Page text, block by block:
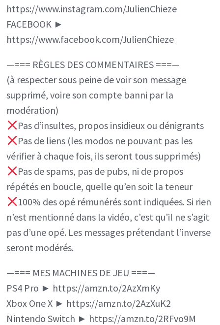
https://www.instagram.com/JulienChieze
FACEBOOK ►
https://www.facebook.com/JulienChieze
—=== RÈGLES DES COMMENTAIRES ===—
(à respecter sous peine de voir son message
supprimé, voire son compte banni par la
modération)
Pas d’insultes, propos insidieux ou dénigrants
Pas de liens (les modos ne pouvant pas les
vérifier à chaque fois, ils seront tous supprimés)
Pas de spams, pas de pubs, ni de propos
répétés en boucle, quelle qu’en soit la teneur
100% des opé rémunérés sont indiquées. Si rien
n’est mentionné dans la vidéo, c’est qu’il ne s’agit
pas d’une opé. Les messages prétendant l’inverse
seront modérés.
—=== MES MACHINES DE JEU ===—
PS4 Pro ► https://amzn.to/2AzXmKy
Xbox One X ► https://amzn.to/2AzXuK2
Nintendo Switch ► https://amzn.to/2RFvo9M